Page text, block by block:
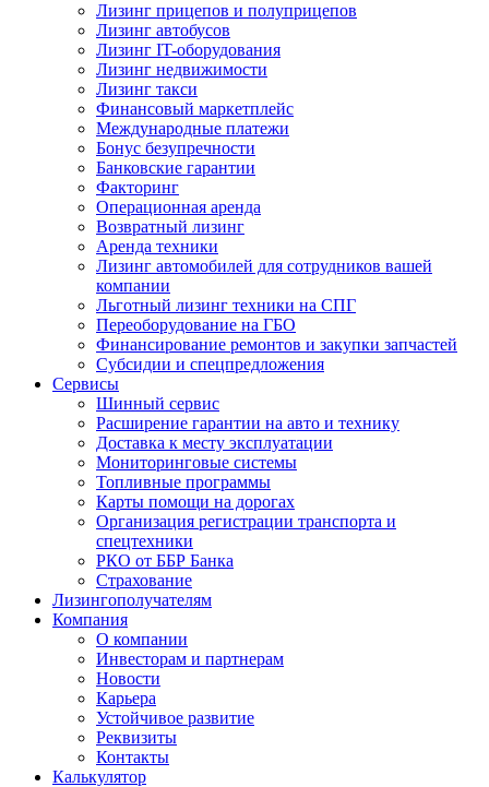
Лизинг прицепов и полуприцепов
Лизинг автобусов
Лизинг IT-оборудования
Лизинг недвижимости
Лизинг такси
Финансовый маркетплейс
Международные платежи
Бонус безупречности
Банковские гарантии
Факторинг
Операционная аренда
Возвратный лизинг
Аренда техники
Лизинг автомобилей для сотрудников вашей
компании
Льготный лизинг техники на СПГ
Переоборудование на ГБО
Финансирование ремонтов и закупки запчастей
Субсидии и спецпредложения
Сервисы
Шинный сервис
Расширение гарантии на авто и технику
Доставка к месту эксплуатации
Мониторинговые системы
Топливные программы
Карты помощи на дорогах
Организация регистрации транспорта и
спецтехники
РКО от ББР Банка
Страхование
Лизингополучателям
Компания
О компании
Инвесторам и партнерам
Новости
Карьера
Устойчивое развитие
Реквизиты
Контакты
Калькулятор